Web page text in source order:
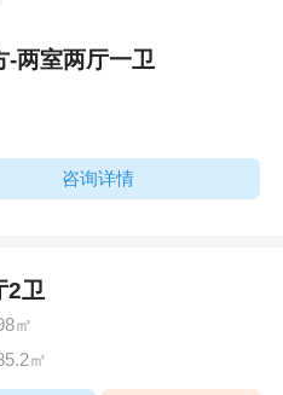
-两室两厅一卫
咨询详情
2卫
㎡
㎡